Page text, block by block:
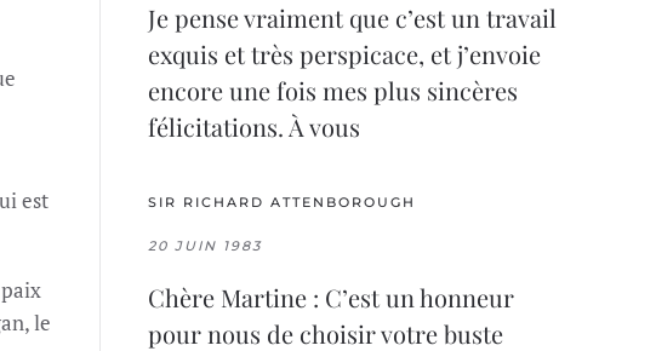
est
le
Je pense vraiment que c’est un travail
exquis et très perspicace, et j’envoie
encore une fois mes plus sincères
félicitations. À vous
SIR RICHARD ATTENBOROUGH
20 JUIN 1983
Chère Martine : C’est un honneur
pour nous de choisir votre buste